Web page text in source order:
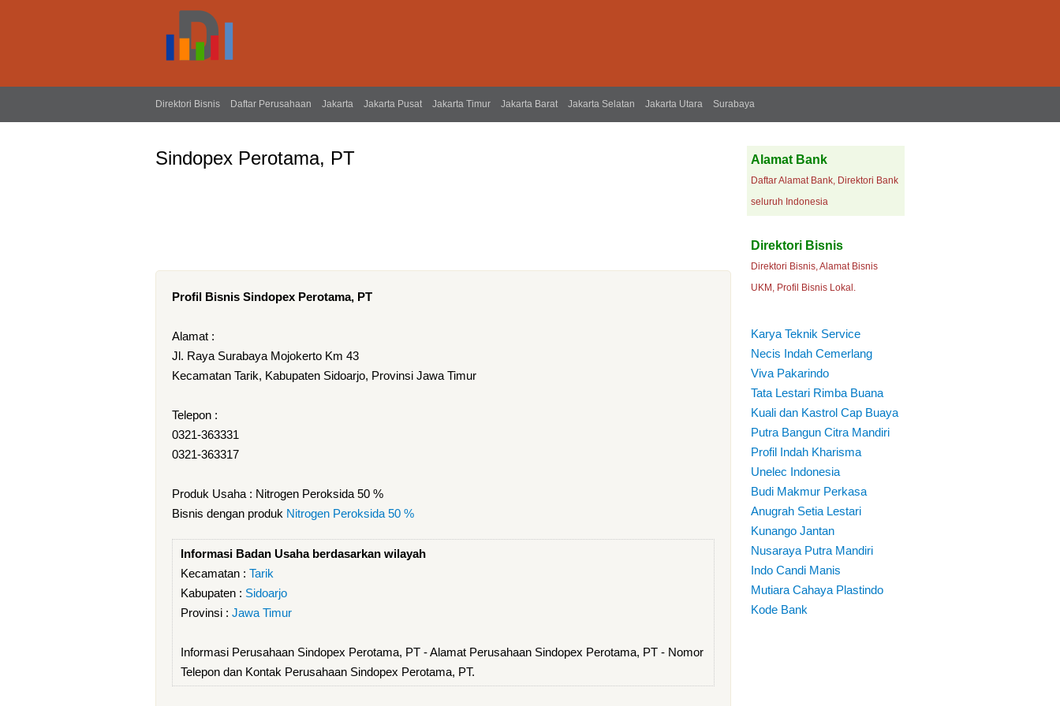
Direktori Bisnis Daftar Perusahaan Jakarta Jakarta Pusat Jakarta Timur Jakarta Barat Jakarta Selatan Jakarta Utara Surabaya
Sindopex Perotama, PT
Profil Bisnis Sindopex Perotama, PT
Alamat :
Jl. Raya Surabaya Mojokerto Km 43
Kecamatan Tarik, Kabupaten Sidoarjo, Provinsi Jawa Timur
Telepon :
0321-363331
0321-363317
Produk Usaha : Nitrogen Peroksida 50 %
Bisnis dengan produk Nitrogen Peroksida 50 %
Informasi Badan Usaha berdasarkan wilayah
Kecamatan : Tarik
Kabupaten : Sidoarjo
Provinsi : Jawa Timur
Informasi Perusahaan Sindopex Perotama, PT - Alamat Perusahaan Sindopex Perotama, PT - Nomor
Telepon dan Kontak Perusahaan Sindopex Perotama, PT.
Alamat Bank
Daftar Alamat Bank, Direktori Bank
seluruh Indonesia
Direktori Bisnis
Direktori Bisnis, Alamat Bisnis
UKM, Profil Bisnis Lokal.
Karya Teknik Service
Necis Indah Cemerlang
Viva Pakarindo
Tata Lestari Rimba Buana
Kuali dan Kastrol Cap Buaya
Putra Bangun Citra Mandiri
Profil Indah Kharisma
Unelec Indonesia
Budi Makmur Perkasa
Anugrah Setia Lestari
Kunango Jantan
Nusaraya Putra Mandiri
Indo Candi Manis
Mutiara Cahaya Plastindo
Kode Bank